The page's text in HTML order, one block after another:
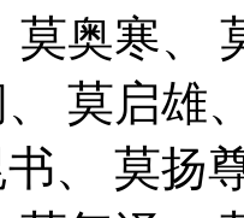
莫奥寒、
莫启雄
、
莫扬